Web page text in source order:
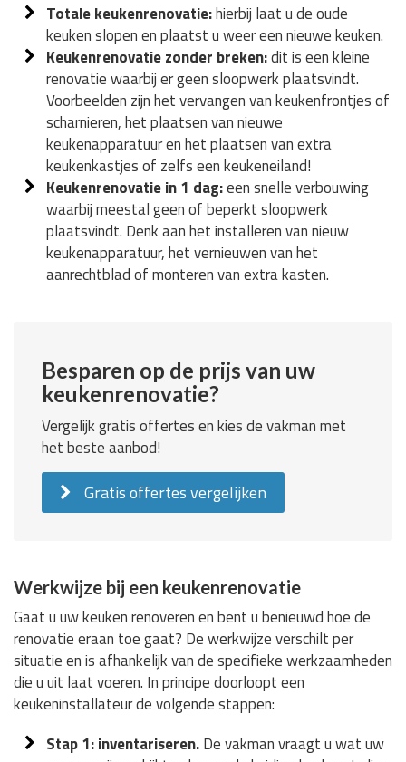
Totale keukenrenovatie:hierbij laat u de oude
keuken slopen en plaatst u weer een nieuwe keuken.
Keukenrenovatie zonder breken:dit is een kleine
renovatie waarbij er geen sloopwerk plaatsvindt.
Voorbeelden zijn het vervangen van keukenfrontjes of
scharnieren, het plaatsen van nieuwe
keukenapparatuur en het plaatsen van extra
keukenkastjes of zelfs een keukeneiland!
Keukenrenovatie in 1 dag:een snelle verbouwing
waarbij meestal geen of beperkt sloopwerk
plaatsvindt. Denk aan het installeren van nieuw
keukenapparatuur, het vernieuwen van het
aanrechtblad of monteren van extra kasten.
Besparen op de prijs van uw
keukenrenovatie?
Vergelijk gratis offertes en kies de vakman met
het beste aanbod!
Gratis offertes vergelijken
Werkwijze bij een keukenrenovatie
Gaat u uw keuken renoveren en bent u benieuwd hoe de
renovatie eraan toe gaat? De werkwijze verschilt per
situatie en is afhankelijk van de specifieke werkzaamheden
die u uit laat voeren. In principe doorloopt een
keukeninstallateur de volgende stappen:
Stap 1: inventariseren.De vakman vraagt u wat uw